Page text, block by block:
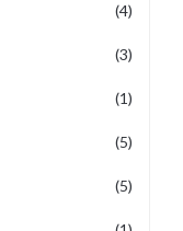
(4)
(3)
(1)
(5)
(5)